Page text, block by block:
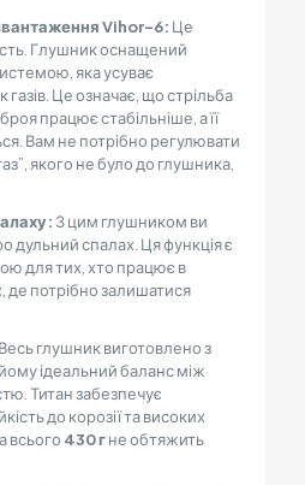
Vihor-6: Це
Глушник оснащений
яка усуває
Це означає, що стрільба
працює стабільніше, а її
Вам не потрібно регулювати
якого не було до глушника,
З цим глушником ви
дульний спалах. Ця функція є
для тих, хто працює в
де потрібно залишатися
Весь глушник виготовлено з
ідеальний баланс між
Титан забезпечує
до корозії та високих
всього 430 гне обтяжить